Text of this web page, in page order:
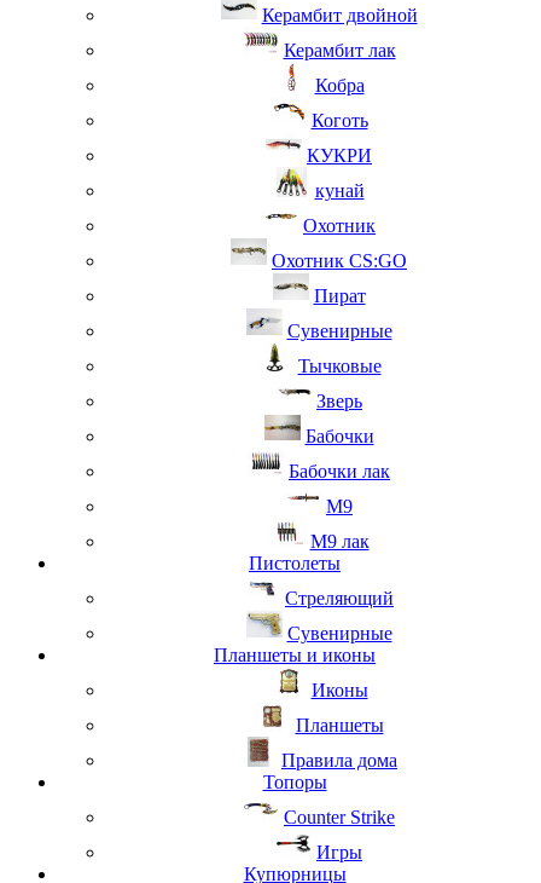
Керамбит двойной
Керамбит лак
Кобра
Коготь
КУКРИ
кунай
Охотник
Охотник CS:GO
Пират
Сувенирные
Тычковые
Зверь
Бабочки
Бабочки лак
М9
M9 лак
Пистолеты
Стреляющий
Сувенирные
Планшеты и иконы
Иконы
Планшеты
Правила дома
Топоры
Counter Strike
Игры
Купюрницы